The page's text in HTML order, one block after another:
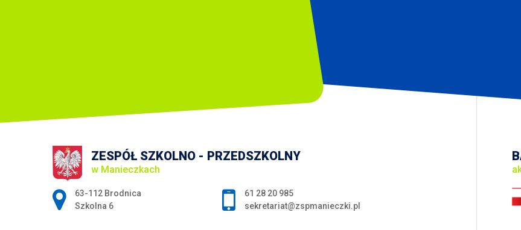
ZESPÓŁ SZKOLNO - PRZEDSZKOLNY
w Manieczkach
Adres pocztowy:
63-112 Brodnica
Szkolna 6
61 28 20 985
sekretariat@zspmanieczki.pl